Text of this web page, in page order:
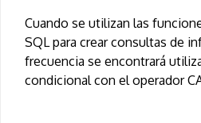
Cuando se utilizan las
SQL para crear consultas de
frecuencia se encontrará
condicional con el operador